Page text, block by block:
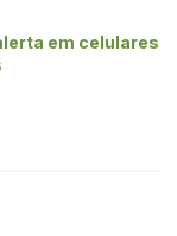
em celulares